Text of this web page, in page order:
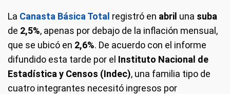
La Canasta Básica Total registró en abril una suba
de 2,5%, apenas por debajo de la inflación mensual,
que se ubicó en 2,6%. De acuerdo con el informe
difundido esta tarde por el Instituto Nacional de
Estadística y Censos (Indec), una familia tipo de
cuatro integrantes necesitó ingresos por